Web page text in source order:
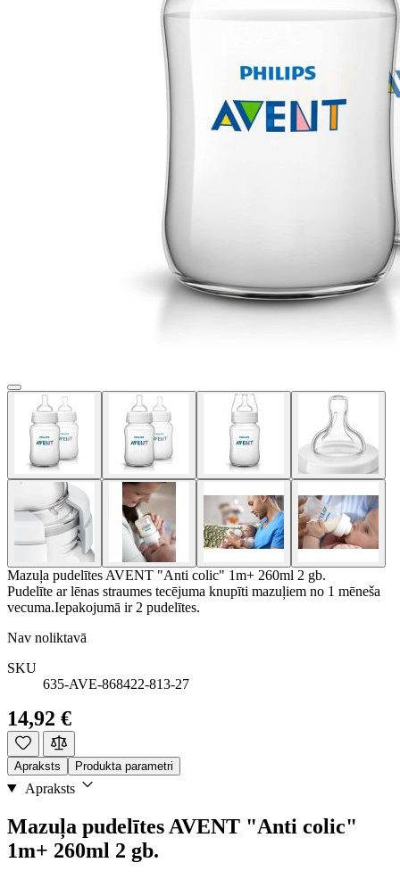
Mazuļa pudelītes AVENT "Anti colic" 1m+ 260ml 2 gb.
Pudelīte ar lēnas straumes tecējuma knupīti mazuļiem no 1 mēneša
vecuma.Iepakojumā ir 2 pudelītes.
Nav noliktavā
SKU
635-AVE-868422-813-27
14,92 €
Apraksts Produkta parametri
Apraksts
Mazuļa pudelītes AVENT "Anti colic"
1m+ 260ml 2 gb.